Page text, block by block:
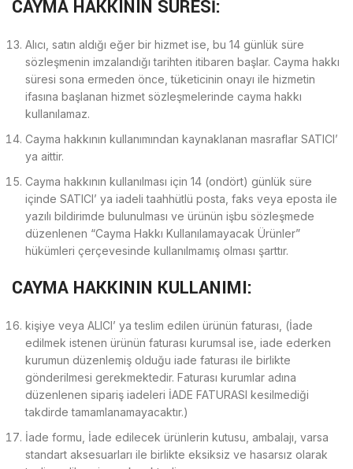
CAYMA HAKKININ SÜRESİ:
Alıcı, satın aldığı eğer bir hizmet ise, bu 14 günlük süre
sözleşmenin imzalandığı tarihten itibaren başlar. Cayma hakkı
süresi sona ermeden önce, tüketicinin onayı ile hizmetin
ifasına başlanan hizmet sözleşmelerinde cayma hakkı
kullanılamaz.
Cayma hakkının kullanımından kaynaklanan masraflar SATICI’
ya aittir.
Cayma hakkının kullanılması için 14 (ondört) günlük süre
içinde SATICI’ ya iadeli taahhütlü posta, faks veya eposta ile
yazılı bildirimde bulunulması ve ürünün işbu sözleşmede
düzenlenen “Cayma Hakkı Kullanılamayacak Ürünler”
hükümleri çerçevesinde kullanılmamış olması şarttır.
CAYMA HAKKININ KULLANIMI:
kişiye veya ALICI’ ya teslim edilen ürünün faturası, (İade
edilmek istenen ürünün faturası kurumsal ise, iade ederken
kurumun düzenlemiş olduğu iade faturası ile birlikte
gönderilmesi gerekmektedir. Faturası kurumlar adına
düzenlenen sipariş iadeleri İADE FATURASI kesilmediği
takdirde tamamlanamayacaktır.)
İade formu, İade edilecek ürünlerin kutusu, ambalajı, varsa
standart aksesuarları ile birlikte eksiksiz ve hasarsız olarak